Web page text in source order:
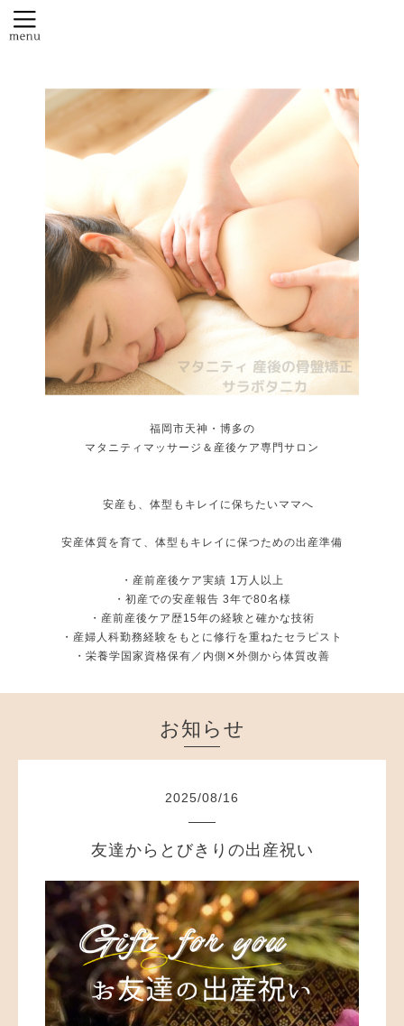
福岡市天神・博多の
マタニティマッサージ＆産後ケア専門サロン
安産も、体型もキレイに保ちたいママへ
安産体質を育て、体型もキレイに保つための出産準備
・産前産後ケア実績 1万人以上
・初産での安産報告 3年で80名様
・産前産後ケア歴15年の経験と確かな技術
・産婦人科勤務経験をもとに修行を重ねたセラピスト
・栄養学国家資格保有／内側✕外側から体質改善
お知らせ
2025/08/16
友達からとびきりの出産祝い